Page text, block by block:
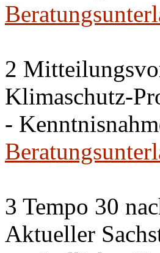
2
Klimaschutz-
-
3 Tempo 30
Aktueller